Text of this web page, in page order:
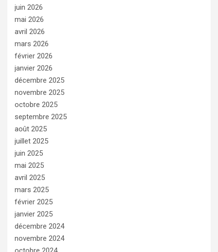
juin 2026
mai 2026
avril 2026
mars 2026
février 2026
janvier 2026
décembre 2025
novembre 2025
octobre 2025
septembre 2025
août 2025
juillet 2025
juin 2025
mai 2025
avril 2025
mars 2025
février 2025
janvier 2025
décembre 2024
novembre 2024